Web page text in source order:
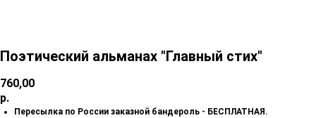
Поэтический альманах "Главный стих"
760,00
р.
Пересылка по России заказной бандероль - БЕСПЛАТНАЯ.